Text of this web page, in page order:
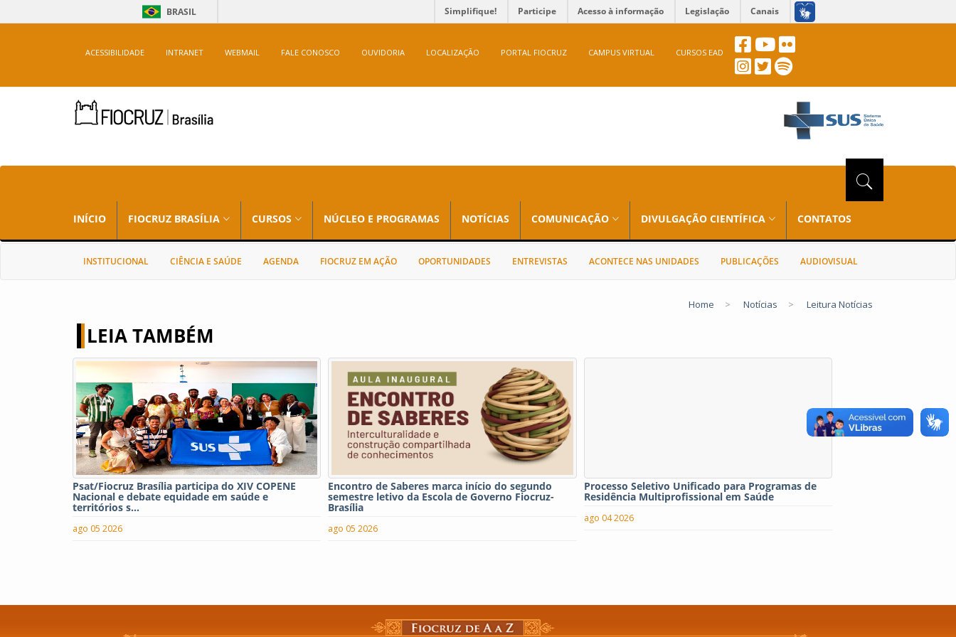
BRASIL Simplifique! Participe Acesso à informação Legislação Canais
ACESSIBILIDADE INTRANET WEBMAIL FALE CONOSCO OUVIDORIA LOCALIZAÇÃO PORTAL FIOCRUZ CAMPUS VIRTUAL CURSOS EAD
INÍCIO FIOCRUZ BRASÍLIA CURSOS NÚCLEO E PROGRAMAS NOTÍCIAS COMUNICAÇÃO DIVULGAÇÃO CIENTÍFICA CONTATOS
INSTITUCIONAL CIÊNCIA E SAÚDE AGENDA FIOCRUZ EM AÇÃO OPORTUNIDADES ENTREVISTAS ACONTECE NAS UNIDADES PUBLICAÇÕES AUDIOVISUAL
Home > Notícias > Leitura Notícias
LEIA TAMBÉM
Psat/Fiocruz Brasília participa do XIV COPENE
Nacional e debate equidade em saúde e
territórios s...
ago 05 2026
Encontro de Saberes marca início do segundo
semestre letivo da Escola de Governo Fiocruz-
Brasília
ago 05 2026
Processo Seletivo Unificado para Programas de
Residência Multiprofissional em Saúde
ago 04 2026